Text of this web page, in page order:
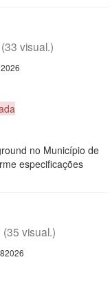
(33 visual.)
no Município de
especificações
(35 visual.)